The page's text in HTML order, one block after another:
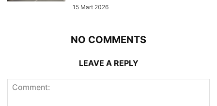
15 Mart 2026
NO COMMENTS
LEAVE A REPLY